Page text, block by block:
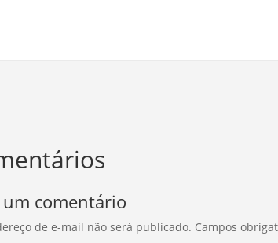
um comentário
de e-mail não será publicado. Campos